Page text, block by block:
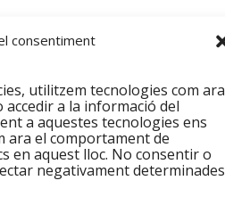
consentiment
utilitzem tecnologies com ara
a la informació del
a aquestes tecnologies ens
ara el comportament de
en aquest lloc. No consentir o
negativament determinades